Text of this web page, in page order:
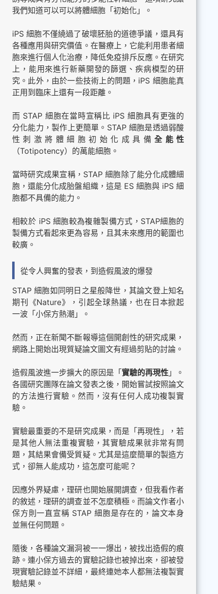
我們知道可以可以將體細胞「初始化」。
iPS 細胞不僅繞過了破壞胚胎的道德爭議，還具有
各種應用與研究價值。在醫療上，它能利用患者細
胞來進行個人化治療，降低免疫排斥反應。在研究
上，能用來進行新藥開發的篩選、疾病模型的研
究。此外，由於一些技術上的問題，iPS 細胞能真
正用到臨床上還有一段距離。
而 STAP 細胞在當時宣稱比 iPS 細胞具有更強的
分化能力，製作上更簡單。STAP 細胞是透過弱酸
性刺激將體細胞初始化成具備全能性
（Totipotency）的萬能細胞。
當時研究成果宣稱，STAP 細胞除了能分化成體細
胞，還能分化成胎盤組織，這是 ES 細胞與 iPS 細
胞都不具備的能力。
相較於 iPS 細胞較為複雜製備方式，STAP細胞的
製備方式看起來更為容易，且其未來應用的範圍也
較廣。
從令人興奮的發表，到造假風波的爆發
STAP 細胞如同明日之星般降世，其論文登上知名
期刊《Nature》，引起全球熱議，也在日本掀起
一波「小保方熱潮」。
然而，正在新聞不斷報導這個開創性的研究成果，
網路上開始出現質疑論文圖文有經過剪貼的討論。
造假風波進一步擴大的原因是「 實驗的再現性 」。
各國研究團隊在論文發表之後，開始嘗試按照論文
的方法進行實驗。然而，沒有任何人成功複製實
驗。
實驗最重要的不是研究成果，而是「再現性」，若
是其他人無法重複實驗，其實驗成果就非常有問
題，其結果會備受質疑。尤其是這麼簡單的製造方
式，卻無人能成功，這怎麼可能呢？
因應外界疑慮，理研也開始展開調查，但我看作者
的敘述，理研的調查並不怎麼積極。而論文作者小
保方則一直宣稱 STAP 細胞是存在的，論文本身
並無任何問題。
隨後，各種論文漏洞被一一爆出，被找出造假的痕
跡。連小保方過去的實驗記錄也被掉出來，卻被發
現實驗記錄並不詳細，最終連她本人都無法複製實
驗結果。